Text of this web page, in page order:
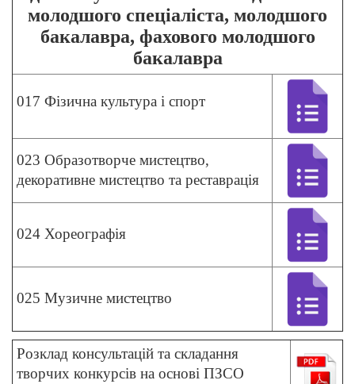
молодшого спеціаліста, молодшого
бакалавра, фахового молодшого
бакалавра
017 Фізична культура і спорт
023 Образотворче мистецтво,
декоративне мистецтво та реставрація
024 Хореографія
025 Музичне мистецтво
Розклад консультацій та складання
творчих конкурсів на основі ПЗСО